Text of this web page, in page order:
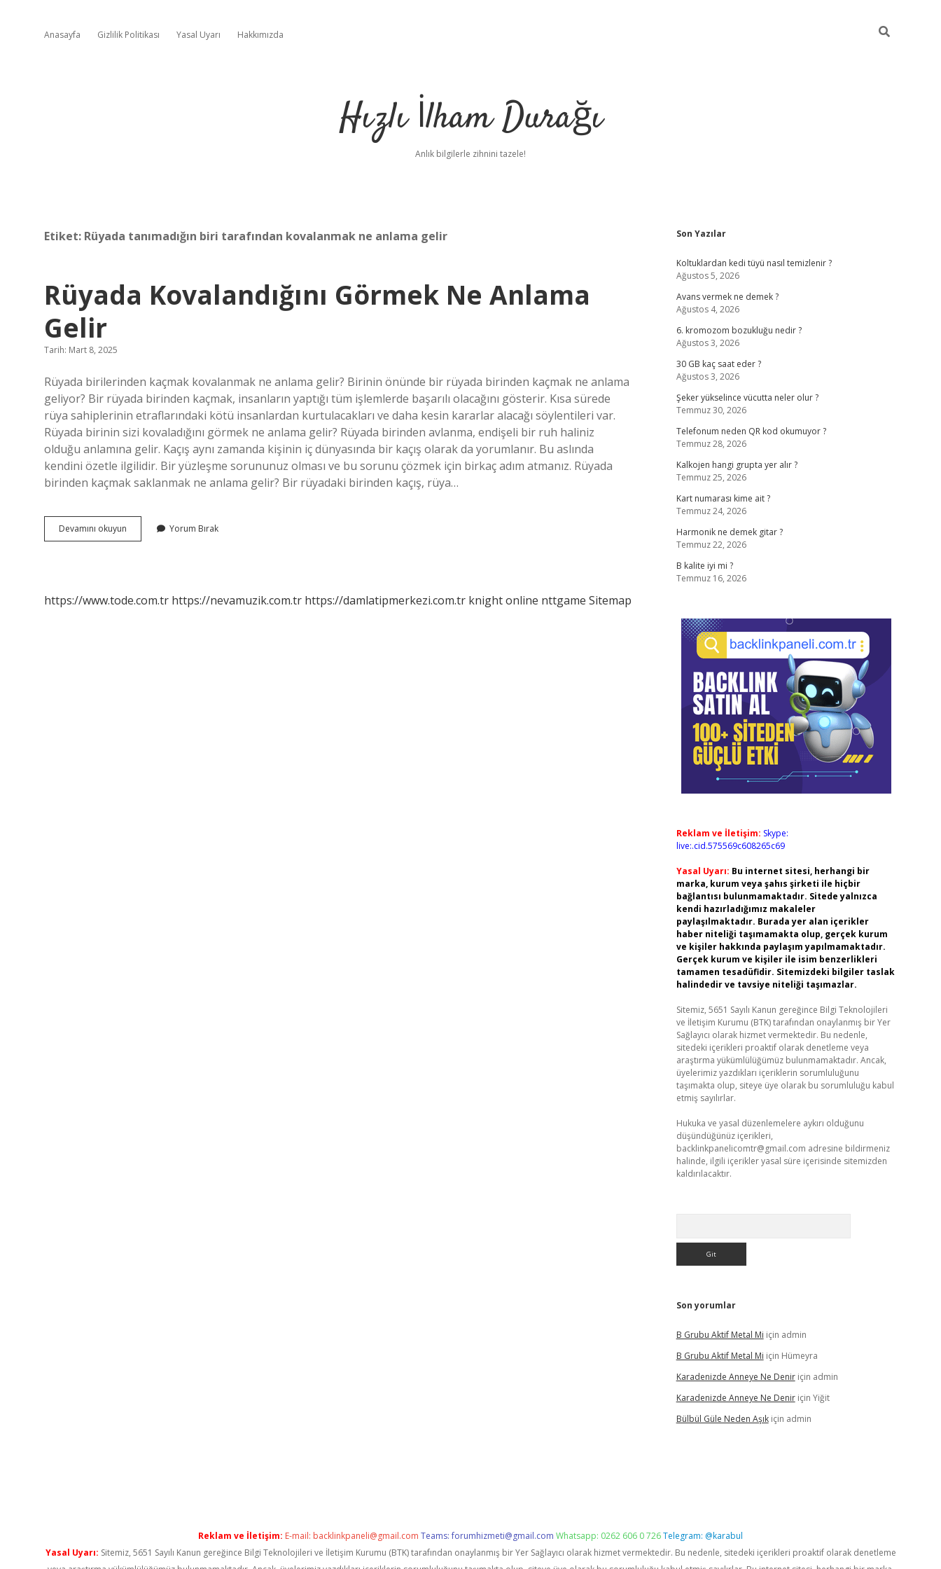
Anasayfa Gizlilik Politikası Yasal Uyarı Hakkımızda
Hızlı İlham Durağı
Anlık bilgilerle zihnini tazele!
Etiket: Rüyada tanımadığın biri tarafından kovalanmak ne anlama gelir
Rüyada Kovalandığını Görmek Ne Anlama
Gelir
Tarih: Mart 8, 2025
Rüyada birilerinden kaçmak kovalanmak ne anlama gelir? Birinin önünde bir rüyada birinden kaçmak ne anlama
geliyor? Bir rüyada birinden kaçmak, insanların yaptığı tüm işlemlerde başarılı olacağını gösterir. Kısa sürede
rüya sahiplerinin etraflarındaki kötü insanlardan kurtulacakları ve daha kesin kararlar alacağı söylentileri var.
Rüyada birinin sizi kovaladığını görmek ne anlama gelir? Rüyada birinden avlanma, endişeli bir ruh haliniz
olduğu anlamına gelir. Kaçış aynı zamanda kişinin iç dünyasında bir kaçış olarak da yorumlanır. Bu aslında
kendini özetle ilgilidir. Bir yüzleşme sorununuz olması ve bu sorunu çözmek için birkaç adım atmanız. Rüyada
birinden kaçmak saklanmak ne anlama gelir? Bir rüyadaki birinden kaçış, rüya…
Devamını okuyun
Kovalandığını
Yorum Bırak
https://www.tode.com.tr https://nevamuzik.com.tr https://damlatipmerkezi.com.tr knight online nttgame Sitemap
Sidebar
Son Yazılar
Koltuklardan kedi tüyü nasıl temizlenir ?
Ağustos 5, 2026
Avans vermek ne demek ?
Ağustos 4, 2026
6. kromozom bozukluğu nedir ?
Ağustos 3, 2026
30 GB kaç saat eder ?
Ağustos 3, 2026
Şeker yükselince vücutta neler olur ?
Temmuz 30, 2026
Telefonum neden QR kod okumuyor ?
Temmuz 28, 2026
Kalkojen hangi grupta yer alır ?
Temmuz 25, 2026
Kart numarası kime ait ?
Temmuz 24, 2026
Harmonik ne demek gitar ?
Temmuz 22, 2026
B kalite iyi mi ?
Temmuz 16, 2026
Reklam ve İletişim: Skype:
live:.cid.575569c608265c69
Yasal Uyarı: Bu internet sitesi, herhangi bir
marka, kurum veya şahıs şirketi ile hiçbir
bağlantısı bulunmamaktadır. Sitede yalnızca
kendi hazırladığımız makaleler
paylaşılmaktadır. Burada yer alan içerikler
haber niteliği taşımamakta olup, gerçek kurum
ve kişiler hakkında paylaşım yapılmamaktadır.
Gerçek kurum ve kişiler ile isim benzerlikleri
tamamen tesadüfidir. Sitemizdeki bilgiler taslak
halindedir ve tavsiye niteliği taşımazlar.
Sitemiz, 5651 Sayılı Kanun gereğince Bilgi Teknolojileri
ve İletişim Kurumu (BTK) tarafından onaylanmış bir Yer
Sağlayıcı olarak hizmet vermektedir. Bu nedenle,
sitedeki içerikleri proaktif olarak denetleme veya
araştırma yükümlülüğümüz bulunmamaktadır. Ancak,
üyelerimiz yazdıkları içeriklerin sorumluluğunu
taşımakta olup, siteye üye olarak bu sorumluluğu kabul
etmiş sayılırlar.
Hukuka ve yasal düzenlemelere aykırı olduğunu
düşündüğünüz içerikleri,
backlinkpanelicomtr@gmail.com adresine bildirmeniz
halinde, ilgili içerikler yasal süre içerisinde sitemizden
kaldırılacaktır.
Son yorumlar
B Grubu Aktif Metal Mi için admin
B Grubu Aktif Metal Mi için Hümeyra
Karadenizde Anneye Ne Deniriçin admin
Karadenizde Anneye Ne Deniriçin Yiğit
Bülbül Güle Neden Aşıkiçin admin
Reklam ve İletişim: E-mail: backlinkpaneli@gmail.com Teams:forumhizmeti@gmail.com Whatsapp: 0262 606 0 726Telegram: @karabul
Yasal Uyarı: Sitemiz, 5651 Sayılı Kanun gereğince Bilgi Teknolojileri ve İletişim Kurumu (BTK) tarafından onaylanmış bir Yer Sağlayıcı olarak hizmet vermektedir. Bu nedenle, sitedeki içerikleri proaktif olarak denetleme